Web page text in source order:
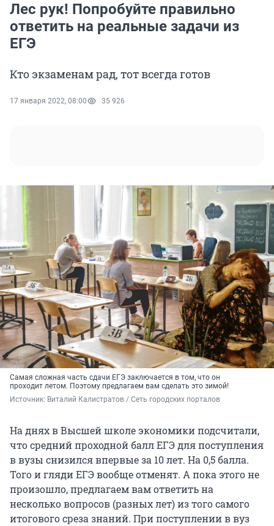
Лес рук! Попробуйте правильно
ответить на реальные задачи из
ЕГЭ
Кто экзаменам рад, тот всегда готов
17 января 2022, 08:00 35 926
Самая сложная часть сдачи ЕГЭ заключается в том, что он
проходит летом. Поэтому предлагаем вам сделать это зимой!
Источник: Виталий Калистратов / Сеть городских порталов
На днях в Высшей школе экономики подсчитали,
что средний проходной балл ЕГЭ для поступления
в вузы снизился впервые за 10 лет. На 0,5 балла.
Того и гляди ЕГЭ вообще отменят. А пока этого не
произошло, предлагаем вам ответить на
несколько вопросов (разных лет) из того самого
итогового среза знаний. При поступлении в вуз